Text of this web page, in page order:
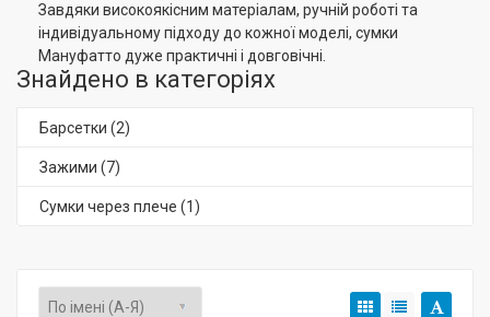
Завдяки високоякісним матеріалам, ручній роботі та
індивідуальному підходу до кожної моделі, сумки
Мануфатто дуже практичні і довговічні.
Знайдено в категоріях
Барсетки (2)
Зажими (7)
Сумки через плече (1)